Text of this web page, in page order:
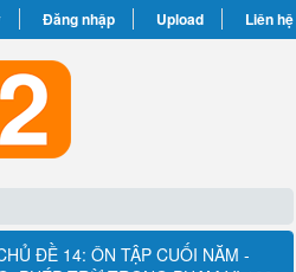
Đăng nhập Upload Liên hệ
ĐỀ 14: ÔN TẬP CUỐI NĂM -